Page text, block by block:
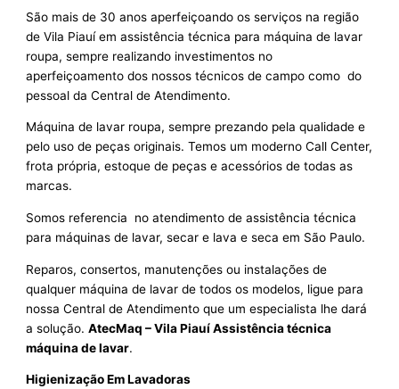
São mais de 30 anos aperfeiçoando os serviços na região
de Vila Piauí em assistência técnica para máquina de lavar
roupa, sempre realizando investimentos no
aperfeiçoamento dos nossos técnicos de campo como do
pessoal da Central de Atendimento.
Máquina de lavar roupa, sempre prezando pela qualidade e
pelo uso de peças originais. Temos um moderno Call Center,
frota própria, estoque de peças e acessórios de todas as
marcas.
Somos referencia no atendimento de assistência técnica
para máquinas de lavar, secar e lava e seca em São Paulo.
Reparos, consertos, manutenções ou instalações de
qualquer máquina de lavar de todos os modelos, ligue para
nossa Central de Atendimento que um especialista lhe dará
a solução.AtecMaq – Vila Piauí Assistência técnica
máquina de lavar.
Higienização Em Lavadoras